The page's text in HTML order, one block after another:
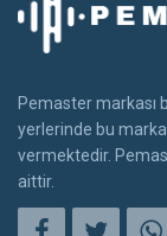
Pemaster markası
yerlerinde bu
vermektedir.
aittir.